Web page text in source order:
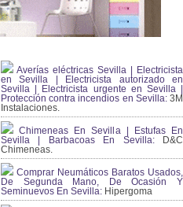
Averías eléctricas Sevilla | Electricista
en Sevilla | Electricista autorizado en
Sevilla | Electricista urgente en Sevilla |
Protección contra incendios en Sevilla:3M
Instalaciones.
Chimeneas En Sevilla | Estufas En
Sevilla | Barbacoas En Sevilla:D&C
Chimeneas.
Comprar Neumáticos Baratos Usados,
De Segunda Mano, De Ocasión Y
Seminuevos En Sevilla: Hipergoma